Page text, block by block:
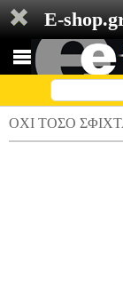
E-
ΟΧΙ ΤΟΣΟ